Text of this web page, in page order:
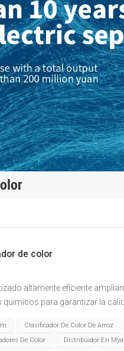
de color
altamente eficiente
para garantizar la
través de una cinta
uniformemente en el
Clasificador De Color De Arroz
De Color
Distribuidor En